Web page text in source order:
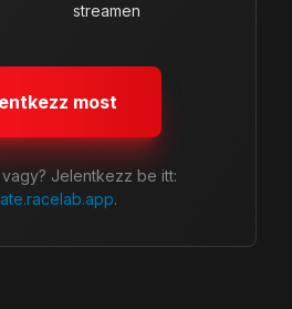
streamen
most
Jelentkezz be itt:
.